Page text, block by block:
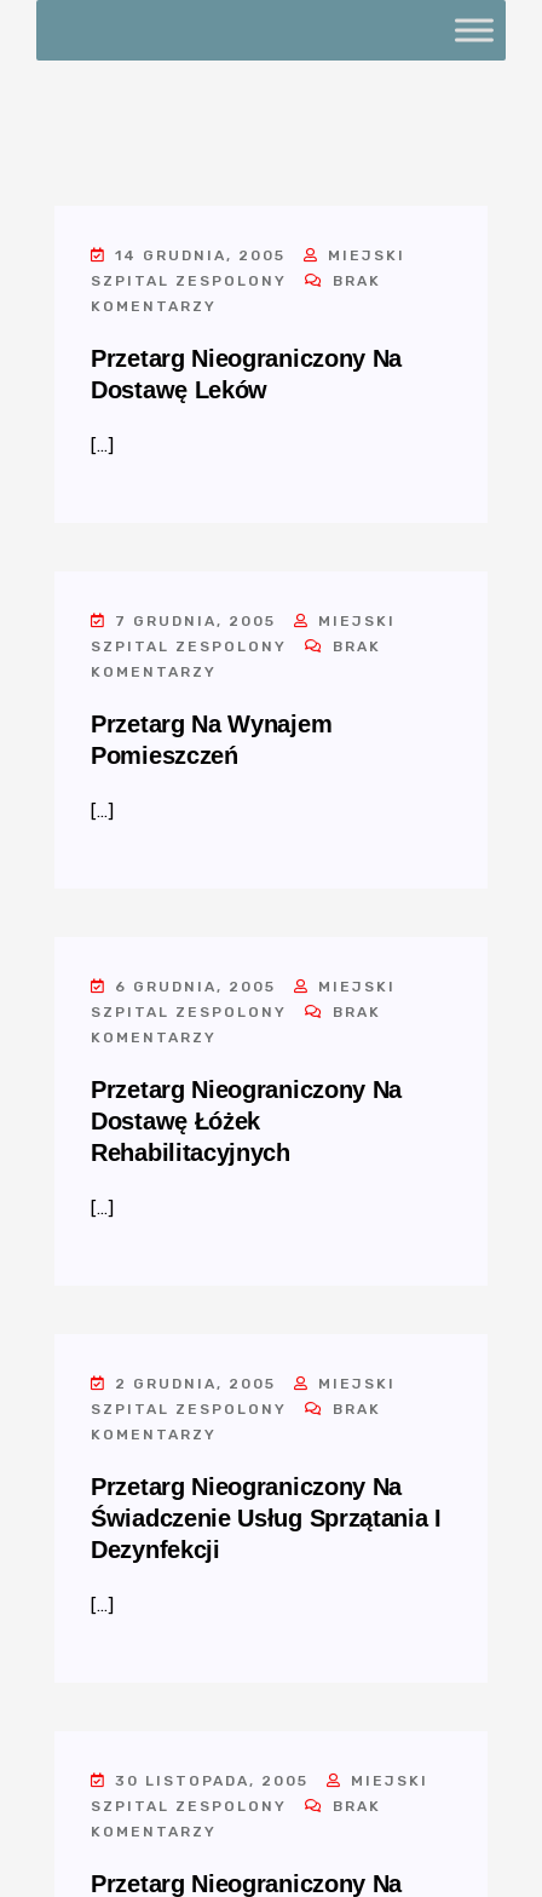
14 GRUDNIA, 2005
MIEJSKI
SZPITAL ZESPOLONY
BRAK
KOMENTARZY
Przetarg Nieograniczony Na
Dostawę Leków
[…]
7 GRUDNIA, 2005
MIEJSKI
SZPITAL ZESPOLONY
BRAK
KOMENTARZY
Przetarg Na Wynajem
Pomieszczeń
[…]
6 GRUDNIA, 2005
MIEJSKI
SZPITAL ZESPOLONY
BRAK
KOMENTARZY
Przetarg Nieograniczony Na
Dostawę Łóżek
Rehabilitacyjnych
[…]
2 GRUDNIA, 2005
MIEJSKI
SZPITAL ZESPOLONY
BRAK
KOMENTARZY
Przetarg Nieograniczony Na
Świadczenie Usług Sprzątania I
Dezynfekcji
[…]
30 LISTOPADA, 2005
MIEJSKI
SZPITAL ZESPOLONY
BRAK
KOMENTARZY
Przetarg Nieograniczony Na